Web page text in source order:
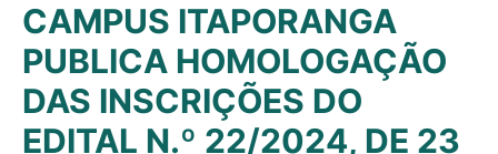
CAMPUS ITAPORANGA
PUBLICA HOMOLOGAÇÃO
DAS INSCRIÇÕES DO
EDITAL N.º 22/2024, DE 23